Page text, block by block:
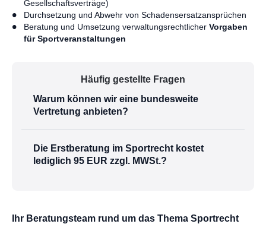
Gesellschaftsverträge)
Durchsetzung und Abwehr von Schadensersatzansprüchen
Beratung und Umsetzung verwaltungsrechtlicher Vorgaben
für Sportveranstaltungen
Häufig gestellte Fragen
Warum können wir eine bundesweite
Vertretung anbieten?
Die Erstberatung im Sportrecht kostet
lediglich 95 EUR zzgl. MWSt.?
Ihr Beratungsteam rund um das Thema Sportrecht